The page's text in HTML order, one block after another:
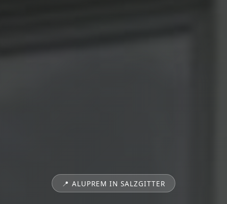
📍 ALUPREM IN SALZGITTER